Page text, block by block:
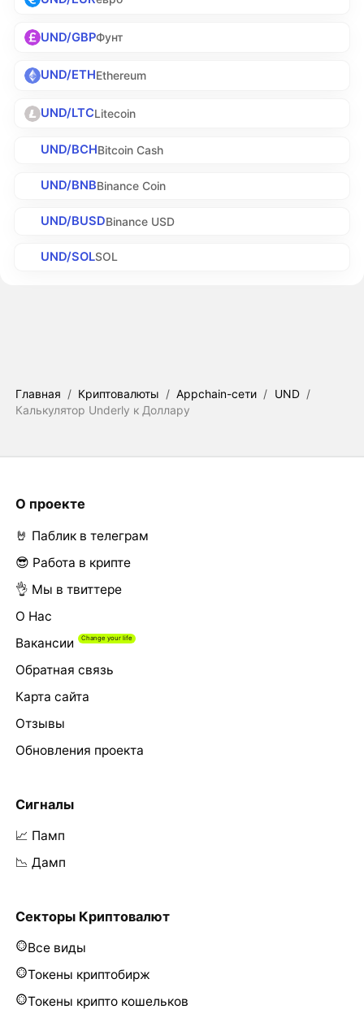
UND/GBPФунт
UND/ETHEthereum
UND/LTCLitecoin
UND/BCHBitcoin Cash
UND/BNBBinance Coin
UND/BUSDBinance USD
UND/SOLSOL
Главная / Криптовалюты / Appchain-сети / UND /
Калькулятор Underly к Доллару
О проекте
🤘 Паблик в телеграм
😎 Работа в крипте
👌 Мы в твиттере
О Нас
Вакансии
Обратная связь
Карта сайта
Отзывы
Обновления проекта
Сигналы
📈 Памп
📉 Дамп
Секторы Криптовалют
Все виды
Токены криптобирж
Токены крипто кошельков